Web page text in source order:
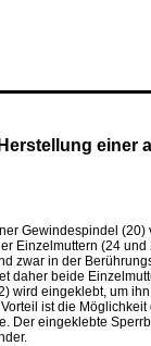
einer
Gewindespindel
Einzelmuttern (24
zwar in der
daher beide
wird eingeklebt, um
ist die
Der eingeklebte